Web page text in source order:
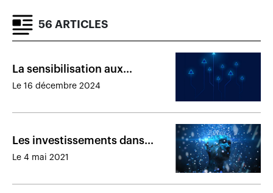
56 ARTICLES
La sensibilisation aux
cybercrimes stimulera la
Le 16 décembre 2024
Les investissements dans
l’intelligence artificielle sont
Le 4 mai 2021